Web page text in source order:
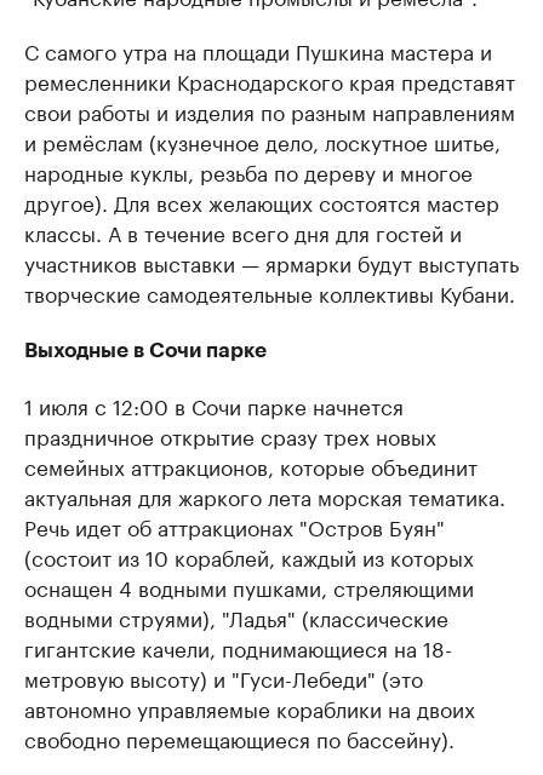
С самого утра на площади Пушкина мастера и
ремесленники Краснодарского края представят
свои работы и изделия по разным направлениям
и ремёслам (кузнечное дело, лоскутное шитье,
народные куклы, резьба по дереву и многое
другое). Для всех желающих состоятся мастер
классы. А в течение всего дня для гостей и
участников выставки — ярмарки будут выступать
творческие самодеятельные коллективы Кубани.
Выходные в Сочи парке
1 июля с 12:00 в Сочи парке начнется
праздничное открытие сразу трех новых
семейных аттракционов, которые объединит
актуальная для жаркого лета морская тематика.
Речь идет об аттракционах "Остров Буян"
(состоит из 10 кораблей, каждый из которых
оснащен 4 водными пушками, стреляющими
водными струями), "Ладья" (классические
гигантские качели, поднимающиеся на 18-
метровую высоту) и "Гуси-Лебеди" (это
автономно управляемые кораблики на двоих
свободно перемещающиеся по бассейну).